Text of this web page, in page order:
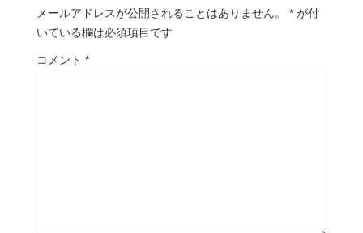
メールアドレスが公開されることはありません。 * が付
いている欄は必須項目です
コメント *